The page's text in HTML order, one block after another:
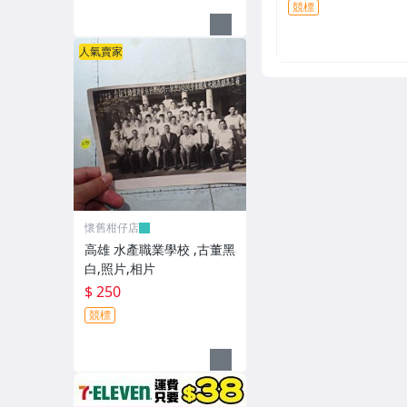
競標
人氣賣家
懷舊柑仔店
高雄 水產職業學校 ,古董黑
白,照片,相片
$ 250
競標